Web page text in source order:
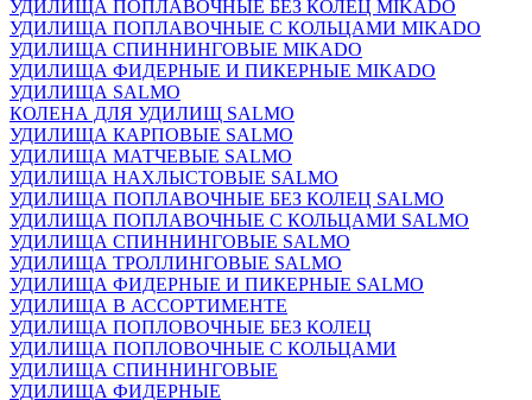
УДИЛИЩА ПОПЛАВОЧНЫЕ БЕЗ КОЛЕЦ MIKADO
УДИЛИЩА ПОПЛАВОЧНЫЕ С КОЛЬЦАМИ MIKADO
УДИЛИЩА СПИННИНГОВЫЕ MIKADO
УДИЛИЩА ФИДЕРНЫЕ И ПИКЕРНЫЕ MIKADO
УДИЛИЩА SALMO
КОЛЕНА ДЛЯ УДИЛИЩ SALMO
УДИЛИЩА КАРПОВЫЕ SALMO
УДИЛИЩА МАТЧЕВЫЕ SALMO
УДИЛИЩА НАХЛЫСТОВЫЕ SALMO
УДИЛИЩА ПОПЛАВОЧНЫЕ БЕЗ КОЛЕЦ SALMO
УДИЛИЩА ПОПЛАВОЧНЫЕ С КОЛЬЦАМИ SALMO
УДИЛИЩА СПИННИНГОВЫЕ SALMO
УДИЛИЩА ТРОЛЛИНГОВЫЕ SALMO
УДИЛИЩА ФИДЕРНЫЕ И ПИКЕРНЫЕ SALMO
УДИЛИЩА В АССОРТИМЕНТЕ
УДИЛИЩА ПОПЛОВОЧНЫЕ БЕЗ КОЛЕЦ
УДИЛИЩА ПОПЛОВОЧНЫЕ С КОЛЬЦАМИ
УДИЛИЩА СПИННИНГОВЫЕ
УДИЛИЩА ФИДЕРНЫЕ